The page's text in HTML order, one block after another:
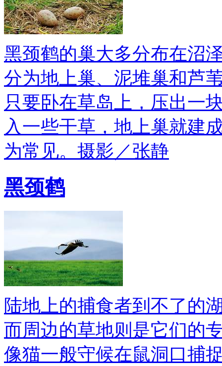
黑颈鹤的巢大多分布在沼
分为地上巢、泥堆巢和芦
只要卧在草岛上，压出一
入一些干草，地上巢就建
为常见。摄影／张静
黑颈鹤
陆地上的捕食者到不了的
而周边的草地则是它们的
像猫一般守候在鼠洞口捕